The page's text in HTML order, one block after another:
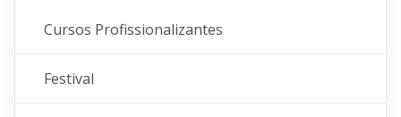
Cursos Profissionalizantes
Festival